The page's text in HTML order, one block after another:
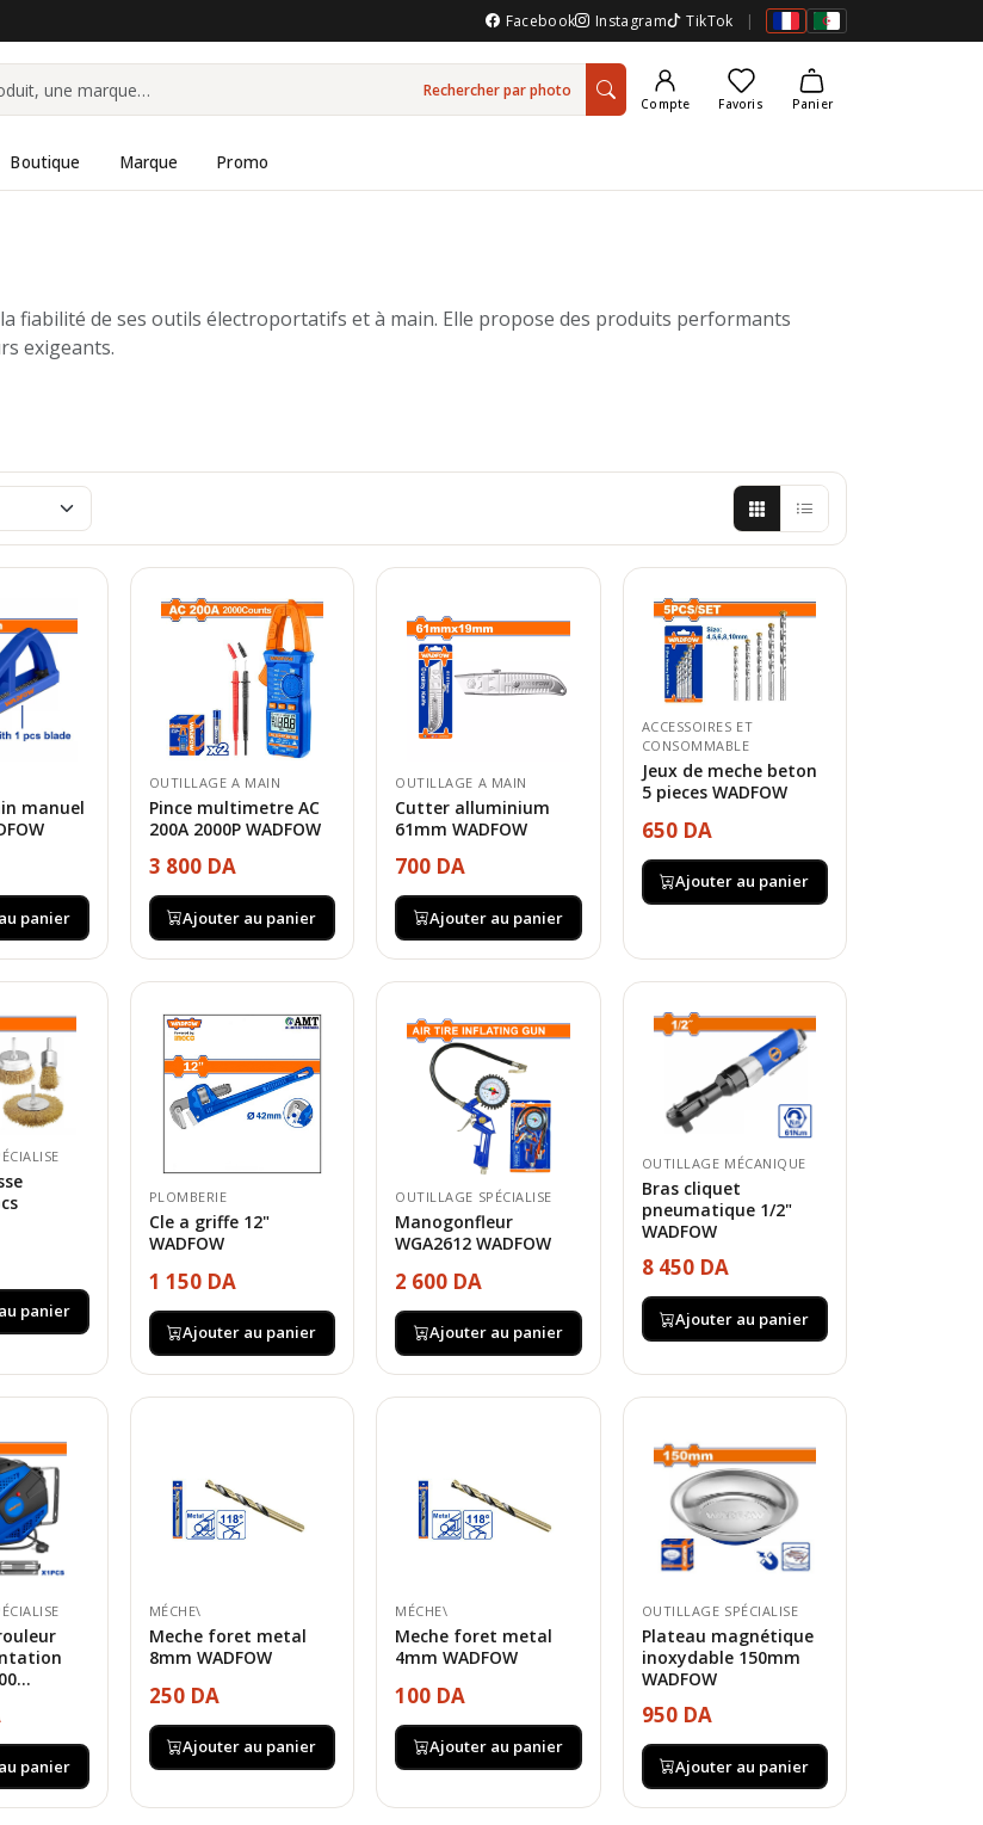
Facebook Instagram TikTok |
Rechercher par photo
Compte Favoris Panier
Boutique Marque Promo
fiabilité de ses outils électroportatifs et à main. Elle propose des produits performants
exigeants.
manuel
panier
OUTILLAGE A MAIN
Pince multimetre AC
200A 2000P WADFOW
3 800 DA
Ajouter au panier
OUTILLAGE A MAIN
Cutter alluminium
61mm WADFOW
700 DA
Ajouter au panier
ACCESSOIRES ET
CONSOMMABLE
Jeux de meche beton
5 pieces WADFOW
650 DA
Ajouter au panier
panier
PLOMBERIE
Cle a griffe 12"
WADFOW
1 150 DA
Ajouter au panier
OUTILLAGE SPÉCIALISE
Manogonfleur
WGA2612 WADFOW
2 600 DA
Ajouter au panier
OUTILLAGE MÉCANIQUE
Bras cliquet
pneumatique 1/2"
WADFOW
8 450 DA
Ajouter au panier
panier
MÉCHE\
Meche foret metal
8mm WADFOW
250 DA
Ajouter au panier
MÉCHE\
Meche foret metal
4mm WADFOW
100 DA
Ajouter au panier
OUTILLAGE SPÉCIALISE
Plateau magnétique
inoxydable 150mm
WADFOW
950 DA
Ajouter au panier